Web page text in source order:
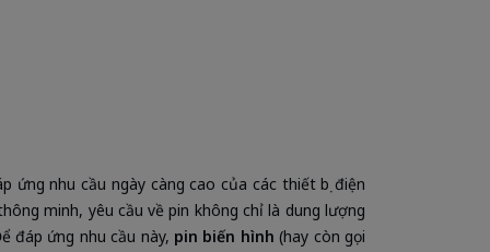
ứng nhu cầu ngày càng cao của các thiết bị điện
minh, yêu cầu về pin không chỉ là dung lượng
đáp ứng nhu cầu này, pin biến hình (hay còn gọi